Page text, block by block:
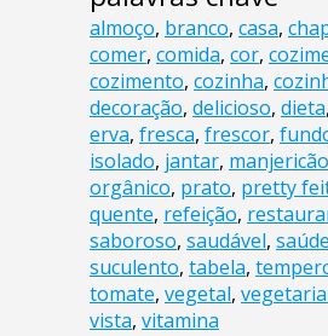
almoço, branco, casa,
comer, comida, cor,
cozimento, cozinha,
decoração, delicioso, dieta,
erva, fresca, frescor,
isolado, jantar, manjericão
orgânico, prato, pretty
quente, refeição,
saboroso, saudável, saúde
suculento, tabela,
tomate, vegetal,
vista, vitamina